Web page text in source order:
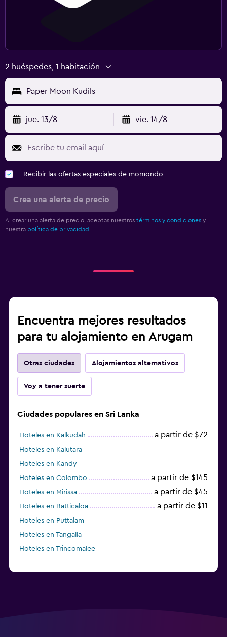
2 huéspedes, 1 habitación
Paper Moon Kudils
jue. 13/8 vie. 14/8
Recibir las ofertas especiales de momondo
Crea una alerta de precio
Al crear una alerta de precio, aceptas nuestros términos y condiciones y
nuestra política de privacidad.
Encuentra mejores resultados
para tu alojamiento en Arugam
Otras ciudades Alojamientos alternativos
Voy a tener suerte
Ciudades populares en Sri Lanka
Hoteles en Kalkudah a partir de $72
Hoteles en Kalutara
Hoteles en Kandy
Hoteles en Colombo
a partir de $145
Hoteles en Mirissa a partir de $45
Hoteles en Batticaloa a partir de $11
Hoteles en Puttalam
Hoteles en Tangalla
Hoteles en Trincomalee